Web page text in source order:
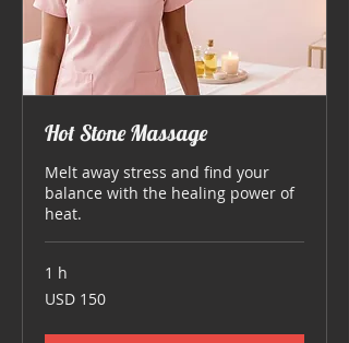
Hot Stone Massage
Melt away stress and find your
balance with the healing power of
heat.
1 h
150
dólares
USD 150